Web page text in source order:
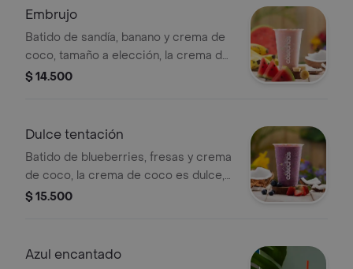
ingredientes.
Embrujo
Batido de sandía, banano y crema de
coco, tamaño a elección, la crema de
coco es dulce. nuestras
pueden realizar modificaciones en los
$ 14.500
Dulce tentación
Batido de blueberries, fresas y crema
de coco, la crema de coco es dulce,
tamaño a elección. nuestras
pueden realizar modificaciones en los
$ 15.500
Azul encantado